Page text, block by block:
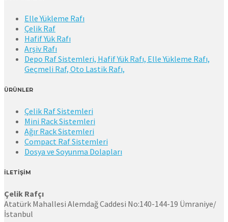
Elle Yükleme Rafı
Çelik Raf
Hafif Yük Rafı
Arşiv Rafı
Depo Raf Sistemleri, Hafif Yük Rafı, Elle Yükleme Rafı,
Geçmeli Raf, Oto Lastik Rafı,
ÜRÜNLER
Çelik Raf Sistemleri
Mini Rack Sistemleri
Ağır Rack Sistemleri
Compact Raf Sistemleri
Dosya ve Soyunma Dolapları
İLETİŞİM
Çelik Rafçı
Atatürk Mahallesi Alemdağ Caddesi No:140-144-19 Ümraniye/
İstanbul